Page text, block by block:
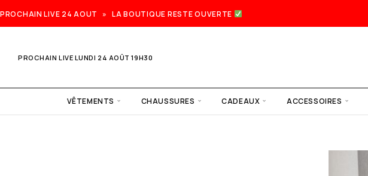
PROCHAIN LIVE 24 AOUT » LA BOUTIQUE RESTE OUVERTE
PROCHAIN LIVE LUNDI 24 AOÛT 19H30
VÊTEMENTS CHAUSSURES CADEAUX ACCESSOIRES